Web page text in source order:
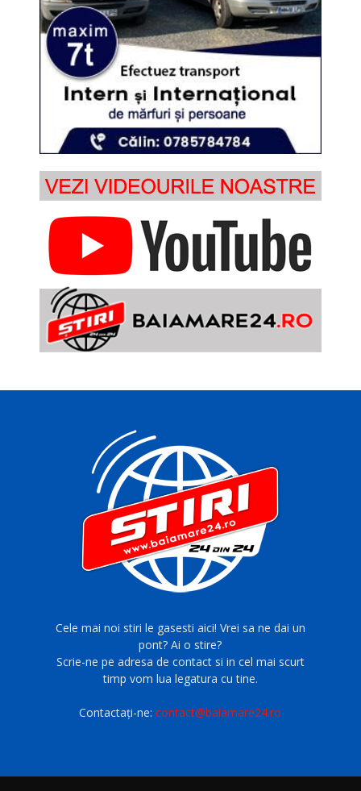
Cele mai noi stiri le gasesti aici! Vrei sa ne dai un
pont? Ai o stire?
Scrie-ne pe adresa de contact si in cel mai scurt
timp vom lua legatura cu tine.
Contactați-ne:contact@baiamare24.ro